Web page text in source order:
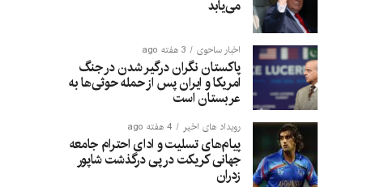
می‌یابد
اخبار ساحوی 3 هفته ago
پاکستان نگران درگیر شدن در جنگ
امریکا و ایران پس از حمله حوثی‌ها به
عربستان است
رویداد های اخیر 4 هفته ago
پیام‌های تسلیت و ادای احترام جامعه
جهانی کریکت در پی درگذشت شاپور
زدران